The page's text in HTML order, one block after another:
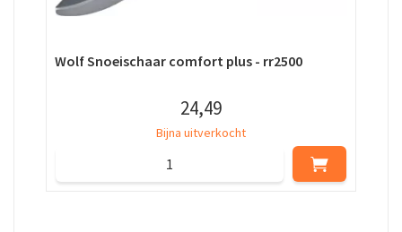
Wolf Snoeischaar comfort plus - rr2500
24,49
Bijna uitverkocht